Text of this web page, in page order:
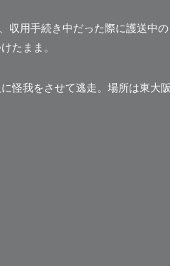
収用手続き中だった際に護送中の
たまま。
怪我をさせて逃走。場所は東大